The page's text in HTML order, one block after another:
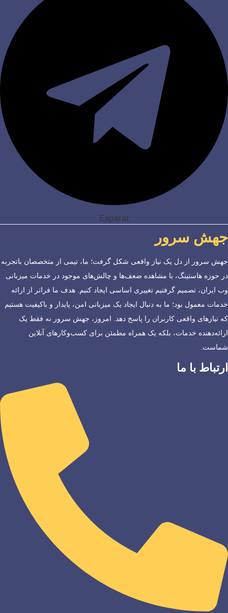
Eaparat
جهش سرور
جهش سرور از دل یک نیاز واقعی شکل گرفت؛ ما، تیمی از متخصصان باتجربه
در حوزه هاستینگ، با مشاهده ضعف‌ها و چالش‌های موجود در خدمات میزبانی
وب ایران، تصمیم گرفتیم تغییری اساسی ایجاد کنیم. هدف ما فراتر از ارائه
خدمات معمول بود؛ ما به دنبال ایجاد یک میزبانی امن، پایدار و باکیفیت هستیم
که نیازهای واقعی کاربران را پاسخ دهد. امروز، جهش سرور نه فقط یک
ارائه‌دهنده خدمات، بلکه یک همراه مطمئن برای کسب‌وکارهای آنلاین
شماست.
ارتباط با ما